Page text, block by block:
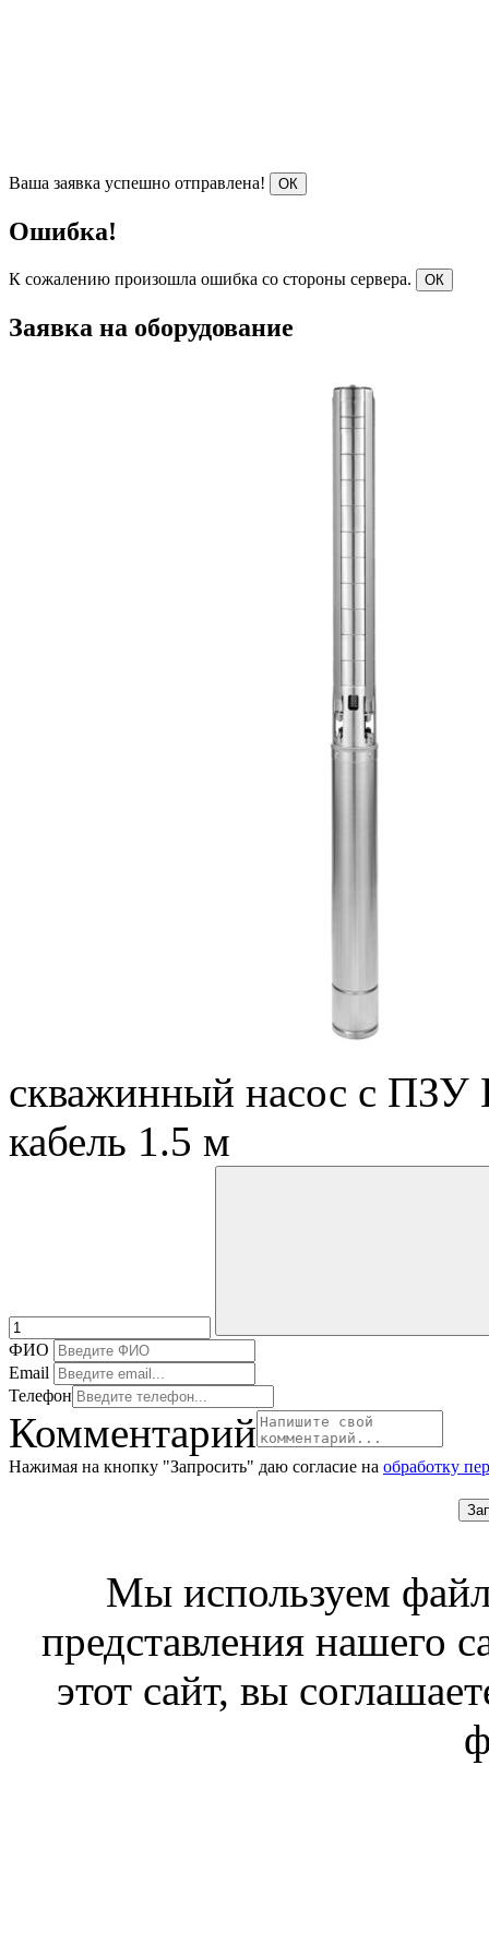
Ваша заявка успешно отправлена! ОК
Ошибка!
К сожалению произошла ошибка со стороны сервера. ОК
Заявка на оборудование
скважинный насос с ПЗУ
кабель 1.5 м
ФИО
Email
Телефон
Комментарий
Нажимая на кнопку "Запросить" даю согласие на обработку
Мы используем
представления нашего
этот сайт, вы